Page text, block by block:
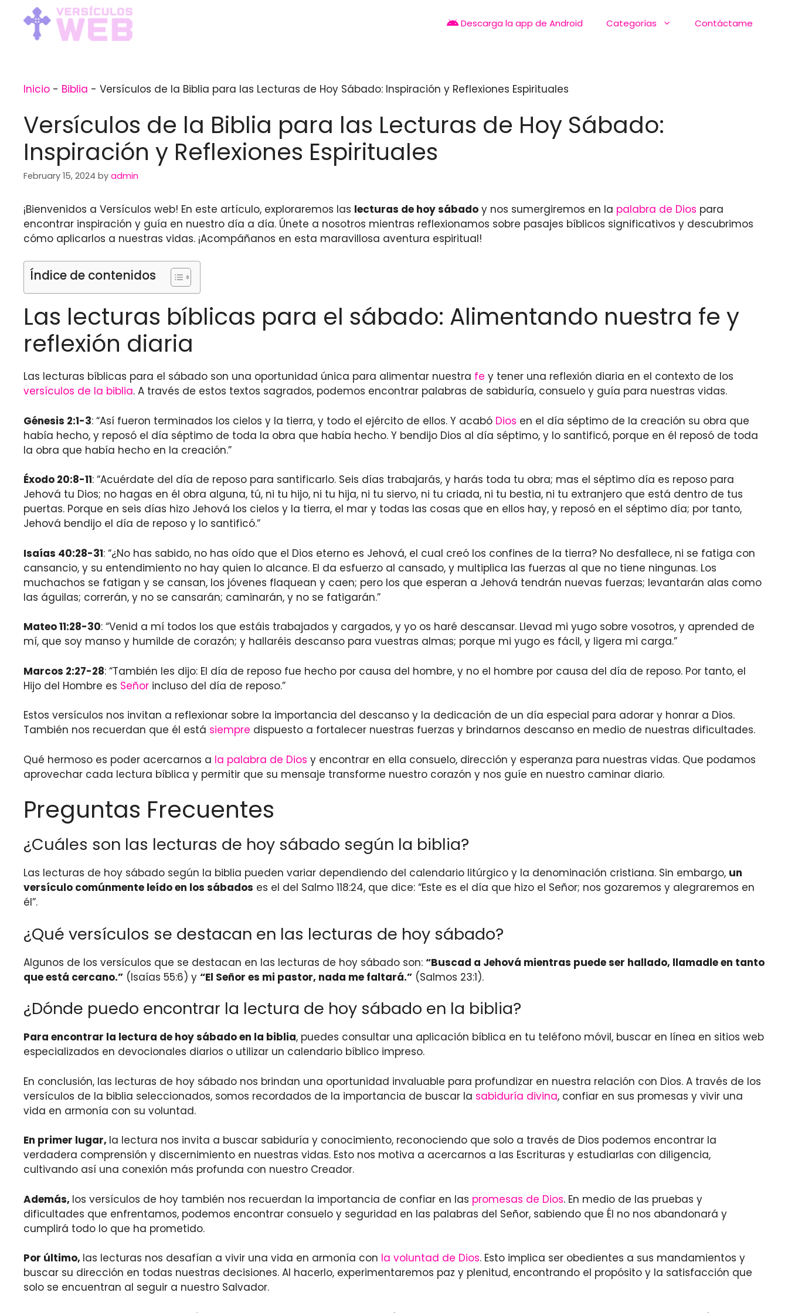
content
Descarga la app de Android Categorías Contáctame
Inicio - Biblia - Versículos de la Biblia para las Lecturas de Hoy Sábado: Inspiración y Reflexiones Espirituales
Versículos de la Biblia para las Lecturas de Hoy Sábado:
Inspiración y Reflexiones Espirituales
February 15, 2024 by admin
¡Bienvenidos a Versículos web! En este artículo, exploraremos las lecturas de hoy sábado y nos sumergiremos en la palabra de Dios para
encontrar inspiración y guía en nuestro día a día. Únete a nosotros mientras reflexionamos sobre pasajes bíblicos significativos y descubrimos
cómo aplicarlos a nuestras vidas. ¡Acompáñanos en esta maravillosa aventura espiritual!
Índice de contenidos
Las lecturas bíblicas para el sábado: Alimentando nuestra fe y
reflexión diaria
Las lecturas bíblicas para el sábado son una oportunidad única para alimentar nuestra fe y tener una reflexión diaria en el contexto de los
versículos de la biblia. A través de estos textos sagrados, podemos encontrar palabras de sabiduría, consuelo y guía para nuestras vidas.
Génesis 2:1-3: “Así fueron terminados los cielos y la tierra, y todo el ejército de ellos. Y acabó Dios en el día séptimo de la creación su obra que
había hecho, y reposó el día séptimo de toda la obra que había hecho. Y bendijo Dios al día séptimo, y lo santificó, porque en él reposó de toda
la obra que había hecho en la creación.”
Éxodo 20:8-11: “Acuérdate del día de reposo para santificarlo. Seis días trabajarás, y harás toda tu obra; mas el séptimo día es reposo para
Jehová tu Dios; no hagas en él obra alguna, tú, ni tu hijo, ni tu hija, ni tu siervo, ni tu criada, ni tu bestia, ni tu extranjero que está dentro de tus
puertas. Porque en seis días hizo Jehová los cielos y la tierra, el mar y todas las cosas que en ellos hay, y reposó en el séptimo día; por tanto,
Jehová bendijo el día de reposo y lo santificó.”
Isaías 40:28-31: “¿No has sabido, no has oído que el Dios eterno es Jehová, el cual creó los confines de la tierra? No desfallece, ni se fatiga con
cansancio, y su entendimiento no hay quien lo alcance. El da esfuerzo al cansado, y multiplica las fuerzas al que no tiene ningunas. Los
muchachos se fatigan y se cansan, los jóvenes flaquean y caen; pero los que esperan a Jehová tendrán nuevas fuerzas; levantarán alas como
las águilas; correrán, y no se cansarán; caminarán, y no se fatigarán.”
Mateo 11:28-30: “Venid a mí todos los que estáis trabajados y cargados, y yo os haré descansar. Llevad mi yugo sobre vosotros, y aprended de
mí, que soy manso y humilde de corazón; y hallaréis descanso para vuestras almas; porque mi yugo es fácil, y ligera mi carga.”
Marcos 2:27-28: “También les dijo: El día de reposo fue hecho por causa del hombre, y no el hombre por causa del día de reposo. Por tanto, el
Hijo del Hombre es Señor incluso del día de reposo.”
Estos versículos nos invitan a reflexionar sobre la importancia del descanso y la dedicación de un día especial para adorar y honrar a Dios.
También nos recuerdan que él está siempre dispuesto a fortalecer nuestras fuerzas y brindarnos descanso en medio de nuestras dificultades.
Qué hermoso es poder acercarnos a la palabra de Dios y encontrar en ella consuelo, dirección y esperanza para nuestras vidas. Que podamos
aprovechar cada lectura bíblica y permitir que su mensaje transforme nuestro corazón y nos guíe en nuestro caminar diario.
Preguntas Frecuentes
¿Cuáles son las lecturas de hoy sábado según la biblia?
Las lecturas de hoy sábado según la biblia pueden variar dependiendo del calendario litúrgico y la denominación cristiana. Sin embargo, un
versículo comúnmente leído en los sábados es el del Salmo 118:24, que dice: “Este es el día que hizo el Señor; nos gozaremos y alegraremos en
él”.
¿Qué versículos se destacan en las lecturas de hoy sábado?
Algunos de los versículos que se destacan en las lecturas de hoy sábado son: “Buscad a Jehová mientras puede ser hallado, llamadle en tanto
que está cercano.” (Isaías 55:6) y “El Señor es mi pastor, nada me faltará.” (Salmos 23:1).
¿Dónde puedo encontrar la lectura de hoy sábado en la biblia?
Para encontrar la lectura de hoy sábado en la biblia, puedes consultar una aplicación bíblica en tu teléfono móvil, buscar en línea en sitios web
especializados en devocionales diarios o utilizar un calendario bíblico impreso.
En conclusión, las lecturas de hoy sábado nos brindan una oportunidad invaluable para profundizar en nuestra relación con Dios. A través de los
versículos de la biblia seleccionados, somos recordados de la importancia de buscar la sabiduría divina, confiar en sus promesas y vivir una
vida en armonía con su voluntad.
En primer lugar, la lectura nos invita a buscar sabiduría y conocimiento, reconociendo que solo a través de Dios podemos encontrar la
verdadera comprensión y discernimiento en nuestras vidas. Esto nos motiva a acercarnos a las Escrituras y estudiarlas con diligencia,
cultivando así una conexión más profunda con nuestro Creador.
Además, los versículos de hoy también nos recuerdan la importancia de confiar en las promesas de Dios. En medio de las pruebas y
dificultades que enfrentamos, podemos encontrar consuelo y seguridad en las palabras del Señor, sabiendo que Él no nos abandonará y
cumplirá todo lo que ha prometido.
Por último, las lecturas nos desafían a vivir una vida en armonía con la voluntad de Dios. Esto implica ser obedientes a sus mandamientos y
buscar su dirección en todas nuestras decisiones. Al hacerlo, experimentaremos paz y plenitud, encontrando el propósito y la satisfacción que
solo se encuentran al seguir a nuestro Salvador.